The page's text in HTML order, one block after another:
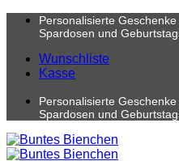
Zum
Personalisierte
Spardosen und
Wunschliste
Kasse
Personalisierte
Spardosen und